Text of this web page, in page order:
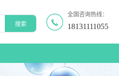
全国咨询热线：
18131111055